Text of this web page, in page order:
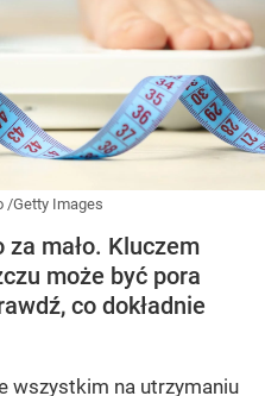
/Getty Images
mało. Kluczem
może być pora
co dokładnie
wszystkim na utrzymaniu